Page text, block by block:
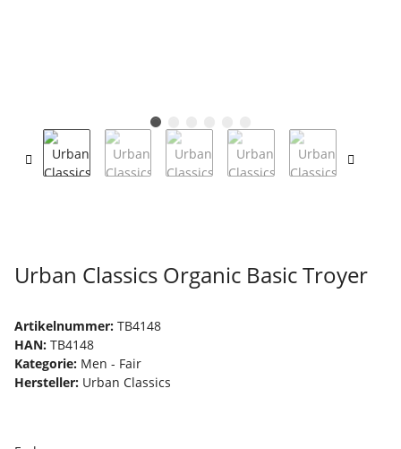
Urban Classics Organic Basic Troyer
Artikelnummer: TB4148
HAN: TB4148
Kategorie: Men - Fair
Hersteller: Urban Classics